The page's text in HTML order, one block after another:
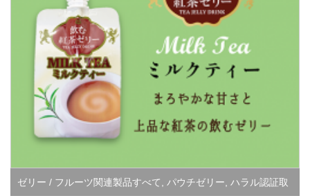
ゼリー / フルーツ関連製品すべて, パウチゼリー, ハラル認証取